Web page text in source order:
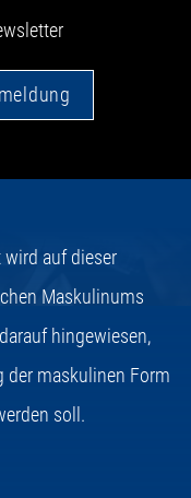
wird auf dieser
Maskulinums
hingewiesen,
der maskulinen Form
soll.